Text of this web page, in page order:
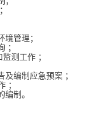
管理；
；
测工作 ；
编制应急预案 ；
；
制。